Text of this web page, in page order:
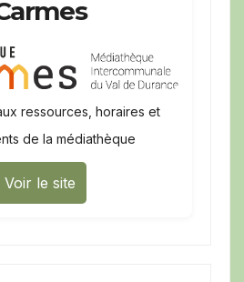
ressources, horaires et
de la médiathèque
Voir le site